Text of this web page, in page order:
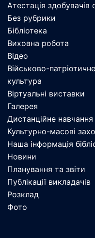
Атестація здобувачів
Без рубрики
Бібліотека
Виховна робота
Відео
Військово-
культура
Віртуальні виставки
Галерея
Дистанційне навчання
Культурно-масові
Наша інформація
Новини
Планування та звіти
Публікації викладачів
Розклад
Фото